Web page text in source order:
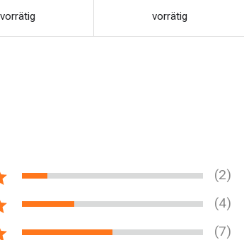
vorrätig vorrätig
(2)
(4)
(7)